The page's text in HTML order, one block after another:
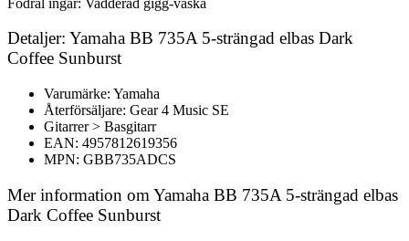
Detaljer: Yamaha BB 735A 5-strängad elbas Dark
Coffee Sunburst
Varumärke: Yamaha
Återförsäljare: Gear 4 Music SE
Gitarrer > Basgitarr
EAN: 4957812619356
MPN: GBB735ADCS
Mer information om Yamaha BB 735A 5-strängad elbas
Dark Coffee Sunburst